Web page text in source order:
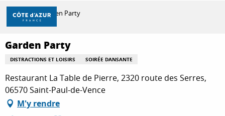
Aller
contenu
principal
DÉCOUVRIR
À FAIRE
Accueil Garden Party
Garden Party
DISTRACTIONS ET LOISIRS SOIRÉE DANSANTE
Restaurant La Table de Pierre, 2320 route des Serres,
06570 Saint-Paul-de-Vence
M'y rendre